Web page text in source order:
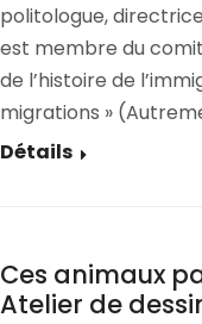
politologue,
est membre du
de l’histoire de
migrations »
Détails
Ces animaux
Atelier de